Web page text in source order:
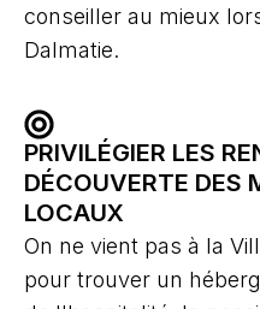
conseiller au mieux
Dalmatie.
PRIVILÉGIER LES
DÉCOUVERTE DES
LOCAUX
On ne vient pas à la
pour trouver un